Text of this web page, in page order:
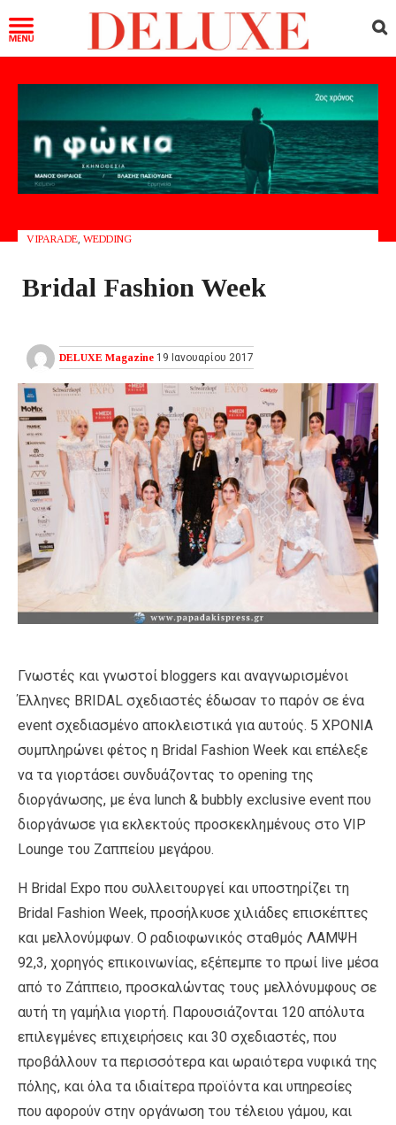
VIPARADE WEDDING
Bridal Fashion Week
DELUXE Magazine 19 Ιανουαρίου 2017
Γνωστές και γνωστοί bloggers και αναγνωρισμένοι
Έλληνες BRIDAL σχεδιαστές έδωσαν το παρόν σε ένα
event σχεδιασμένο αποκλειστικά για αυτούς. 5 ΧΡΟΝΙΑ
συμπληρώνει φέτος η Bridal Fashion Week και επέλεξε
να τα γιορτάσει συνδυάζοντας το οpening της
διοργάνωσης, με ένα lunch & bubbly exclusive event που
διοργάνωσε για εκλεκτούς προσκεκλημένους στο VIP
Lounge του Ζαππείου μεγάρου.
Η Βridal Expo που συλλειτουργεί και υποστηρίζει τη
Bridal Fashion Week, προσήλκυσε χιλιάδες επισκέπτες
και μελλονύμφων. Ο ραδιοφωνικός σταθμός ΛΑΜΨΗ
92,3, χορηγός επικοινωνίας, εξέπεμπε το πρωί live μέσα
από το Ζάππειο, προσκαλώντας τους μελλόνυμφους σε
αυτή τη γαμήλια γιορτή. Παρουσιάζονται 120 απόλυτα
επιλεγμένες επιχειρήσεις και 30 σχεδιαστές, που
προβάλλουν τα περισσότερα και ωραιότερα νυφικά της
πόλης, και όλα τα ιδιαίτερα προϊόντα και υπηρεσίες
που αφορούν στην οργάνωση του τέλειου γάμου, και